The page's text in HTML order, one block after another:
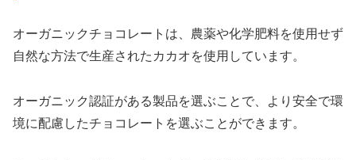
オーガニックチョコレートは、農薬や化学肥料を使用せず
自然な方法で生産されたカカオを使用しています。
オーガニック認証がある製品を選ぶことで、より安全で環
境に配慮したチョコレートを選ぶことができます。